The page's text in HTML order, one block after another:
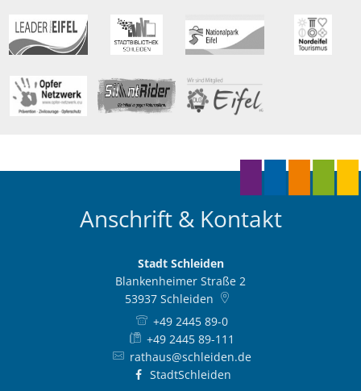
Anschrift & Kontakt
Stadt Schleiden
Blankenheimer Straße 2
53937 Schleiden
+49 2445 89-0
+49 2445 89-111
rathaus@schleiden.de
StadtSchleiden